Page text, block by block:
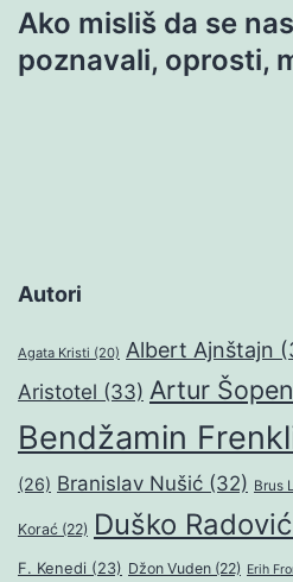
Ako misliš da se
poznavali, oprosti,
Autori
Agata Kristi (20) Albert Ajnštajn
Aristotel (33) Artur
Bendžamin
(26) Branislav Nušić (32) Brus
Korać (22) Duško Radović
F. Kenedi (23) Džon Vuden (22) Erih